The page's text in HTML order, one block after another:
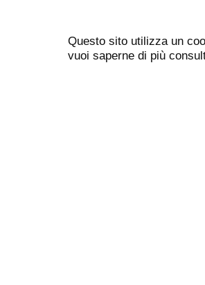
Questo sito utilizza un
vuoi saperne di più